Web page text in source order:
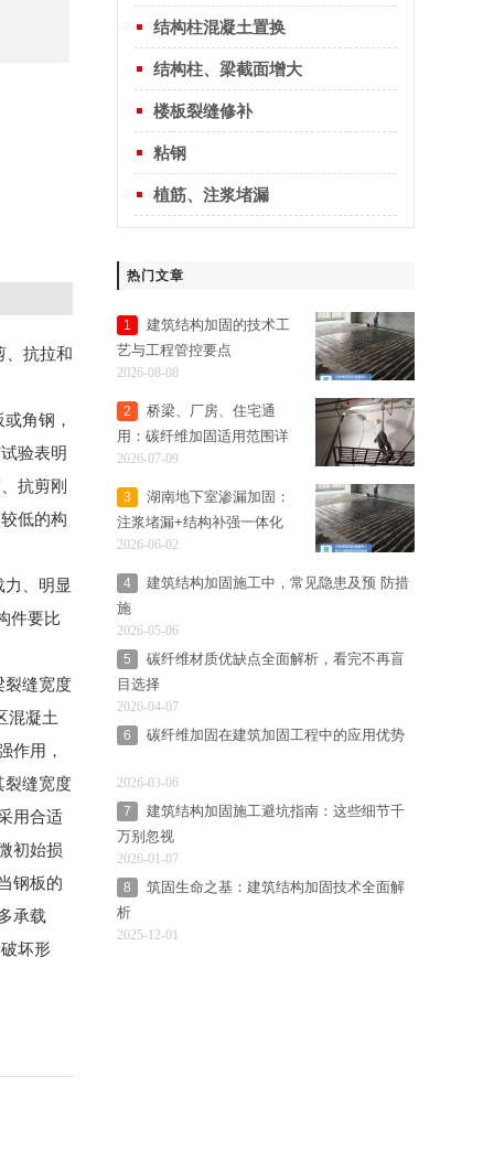
、抗拉和
角钢，
验表明
抗剪刚
低的构
、明显
件要比
裂缝宽度
混凝土
作用，
裂缝宽度
用合适
初始损
钢板的
承载
坏形
结构柱混凝土置换
结构柱、梁截面增大
楼板裂缝修补
粘钢
植筋、注浆堵漏
热门文章
1
建筑结构加固的技术工
艺与工程管控要点
2026-08-08
2
桥梁、厂房、住宅通
用：碳纤维加固适用范围详
细解析
2026-07-09
3
湖南地下室渗漏加固：
注浆堵漏+结构补强一体化
解决方案
2026-06-02
4
建筑结构加固施工中，常见隐患及预 防措
施
2026-05-06
5
碳纤维材质优缺点全面解析，看完不再盲
目选择
2026-04-07
6
碳纤维加固在建筑加固工程中的应用优势
2026-03-06
7
建筑结构加固施工避坑指南：这些细节千
万别忽视
2026-01-07
8
筑固生命之基：建筑结构加固技术全面解
析
2025-12-01